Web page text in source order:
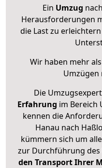
Ein Umzug
Herausforderungen
die Last zu
Wir haben mehr
Umzügen
Die
Erfahrung im Bereich
kennen die
Hanau nach
kümmern sich um
zur Durchführung des
den Transport Ihrer